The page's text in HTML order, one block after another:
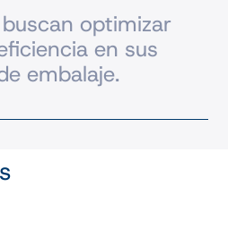
optimizar
en sus
embalaje.